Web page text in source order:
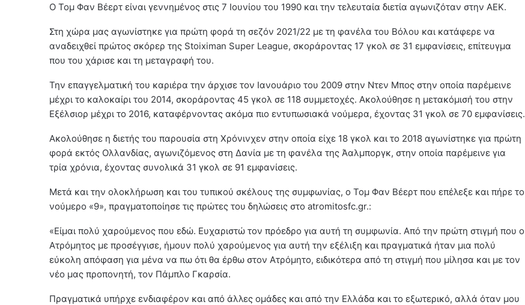
Ο Τομ Φαν Βέερτ είναι γεννημένος στις 7 Ιουνίου του 1990 και την τελευταία διετία αγωνιζόταν στην ΑΕΚ.
Στη χώρα μας αγωνίστηκε για πρώτη φορά τη σεζόν 2021/22 με τη φανέλα του Βόλου και κατάφερε να
αναδειχθεί πρώτος σκόρερ της Stoiximan Super League, σκοράροντας 17 γκολ σε 31 εμφανίσεις, επίτευγμα
που του χάρισε και τη μεταγραφή του.
Την επαγγελματική του καριέρα την άρχισε τον Ιανουάριο του 2009 στην Ντεν Μπος στην οποία παρέμεινε
μέχρι το καλοκαίρι του 2014, σκοράροντας 45 γκολ σε 118 συμμετοχές. Ακολούθησε η μετακόμισή του στην
Εξέλσιορ μέχρι το 2016, καταφέρνοντας ακόμα πιο εντυπωσιακά νούμερα, έχοντας 31 γκολ σε 70 εμφανίσεις.
Ακολούθησε η διετής του παρουσία στη Χρόνινχεν στην οποία είχε 18 γκολ και το 2018 αγωνίστηκε για πρώτη
φορά εκτός Ολλανδίας, αγωνιζόμενος στη Δανία με τη φανέλα της Άαλμποργκ, στην οποία παρέμεινε για
τρία χρόνια, έχοντας συνολικά 31 γκολ σε 91 εμφανίσεις.
Μετά και την ολοκλήρωση και του τυπικού σκέλους της συμφωνίας, ο Τομ Φαν Βέερτ που επέλεξε και πήρε το
νούμερο «9», πραγματοποίησε τις πρώτες του δηλώσεις στο atromitosfc.gr.:
«Είμαι πολύ χαρούμενος που εδώ. Ευχαριστώ τον πρόεδρο για αυτή τη συμφωνία. Από την πρώτη στιγμή που ο
Ατρόμητος με προσέγγισε, ήμουν πολύ χαρούμενος για αυτή την εξέλιξη και πραγματικά ήταν μια πολύ
εύκολη απόφαση για μένα να πω ότι θα έρθω στον Ατρόμητο, ειδικότερα από τη στιγμή που μίλησα και με τον
νέο μας προπονητή, τον Πάμπλο Γκαρσία.
Πραγματικά υπήρχε ενδιαφέρον και από άλλες ομάδες και από την Ελλάδα και το εξωτερικό, αλλά όταν μου